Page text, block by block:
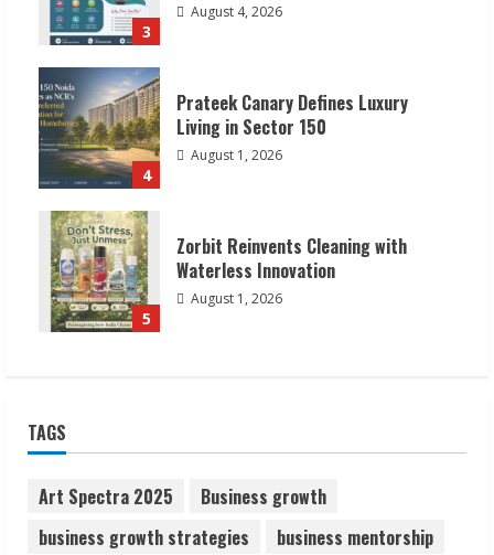
3
August 4, 2026
4
Prateek Canary Defines Luxury
Living in Sector 150
August 1, 2026
5
Zorbit Reinvents Cleaning with
Waterless Innovation
August 1, 2026
TAGS
Art Spectra 2025
Business growth
business growth strategies
business mentorship